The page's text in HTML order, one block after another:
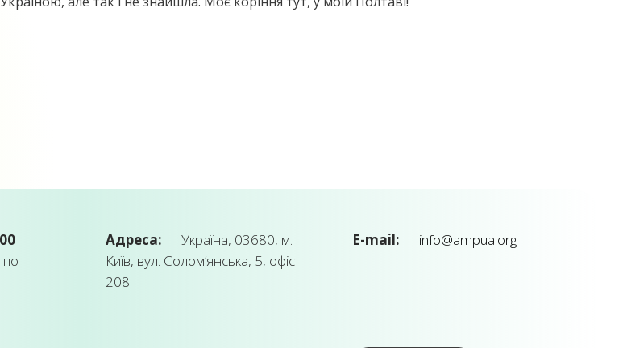
Адреса:
Україна, 03680, м.
Київ, вул. Солом’янська, 5, офіс
208
E-mail: info@ampua.org